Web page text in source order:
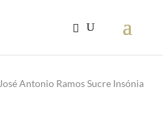
Antonio Ramos Sucre Insónia